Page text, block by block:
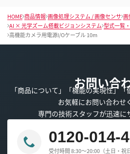
HOME 商品情報 画像処理システム / 画像センサ 画
AI × 光学ズーム搭載ビジョンシステム 型式一覧
高機能カメラ用電源I/Oケーブル 10m
お問い合
「商品について」「機能の実現性」「
お気軽にお問い合わせ
専門の技術スタッフが迅速に
0120-014-
受付時間 8:30～20:00（土日・祝